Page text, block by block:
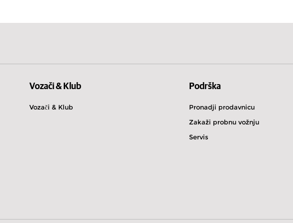
Vozači & Klub
Vozači & Klub
Podrška
Pronadji prodavnicu
Zakaži probnu vožnju
Servis